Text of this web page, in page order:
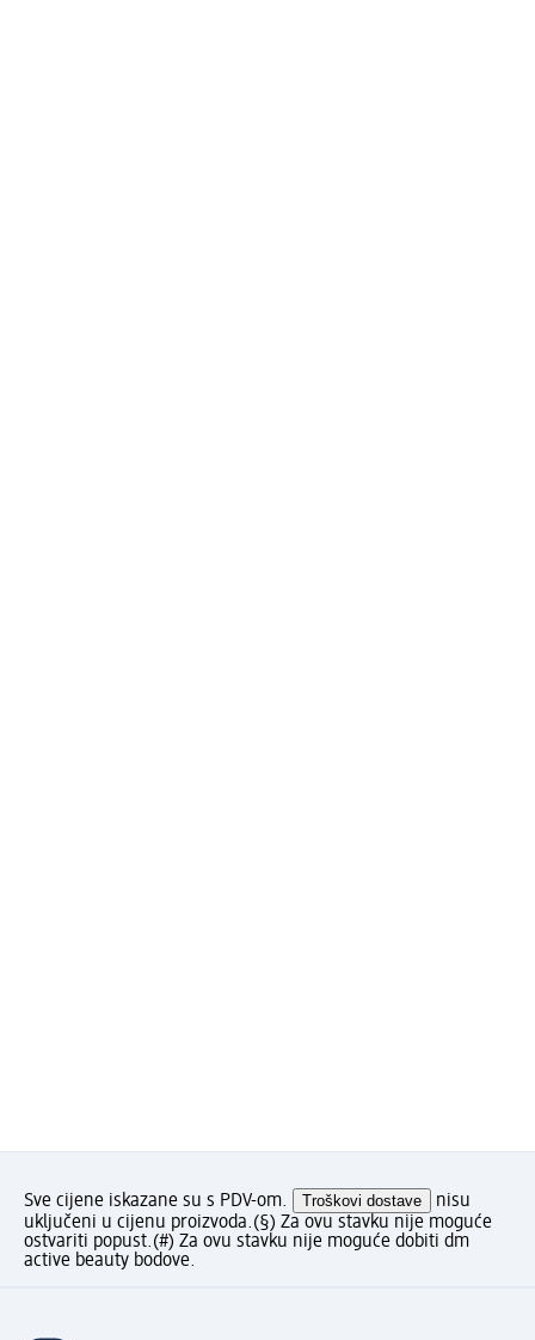
Sve cijene iskazane su s PDV-om. Troškovi dostave
nisu
uključeni u cijenu proizvoda.(§) Za ovu stavku nije moguće
ostvariti popust.(#) Za ovu stavku nije moguće dobiti dm
active beauty bodove.